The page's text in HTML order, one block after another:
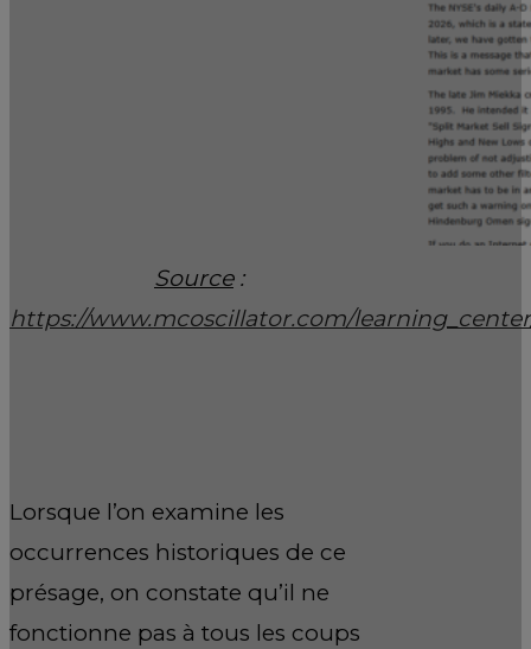
Source:
https://www.mcoscillator.com/
Lorsque l’on examine les
occurrences historiques de ce
présage, on constate qu’il ne
fonctionne pas à tous les coups